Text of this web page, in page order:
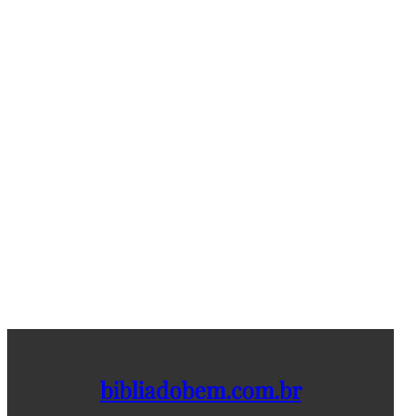
bibliadobem.com.br